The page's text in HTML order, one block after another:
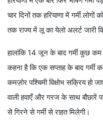
चार दिनों तक हरियाणा में गर्मी
तक राज्य में लू का येलो अलर्ट जारी
हालांकि 14 जून के बाद गर्मी कुछ कम
कहना है कि एक सप्ताह के बाद
कमज़ोर पश्चिमी विक्षोभ सक्रिय
वाली हवाएँ और गरज के साथ बौछारें
से गिरने से गर्मी से राहत मिलेगी।